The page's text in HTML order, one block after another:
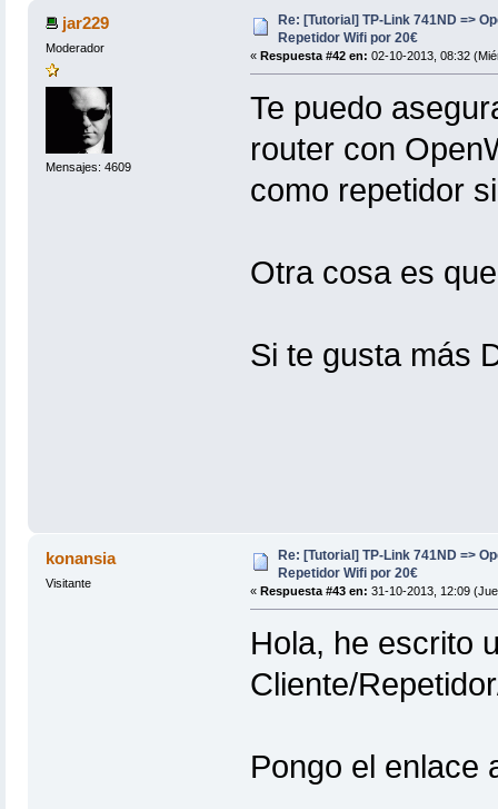
jar229
Moderador
Mensajes: 4609
Re: [Tutorial] TP-Link 741ND =>
Repetidor Wifi por 20€
« Respuesta #42 en: 02-10-2013, 08:32
Te puedo
router con
como repetidor
Otra cosa es
Si te gusta más
konansia
Visitante
Re: [Tutorial] TP-Link 741ND =>
Repetidor Wifi por 20€
« Respuesta #43 en: 31-10-2013, 12:09
Hola, he escrito
Cliente/
Pongo el enlace